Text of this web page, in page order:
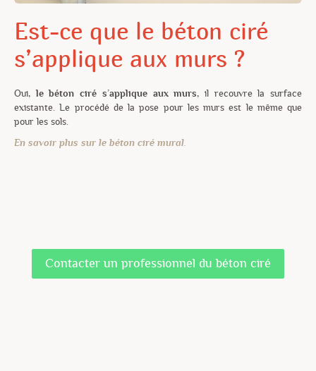
Est-ce que le béton ciré
s’applique aux murs ?
Oui,le béton ciré s’applique aux murs, il recouvre la surface
existante. Le procédé de la pose pour les murs est le même que
pour les sols.
En savoir plus sur le béton ciré mural.
Contacter un professionnel du béton ciré